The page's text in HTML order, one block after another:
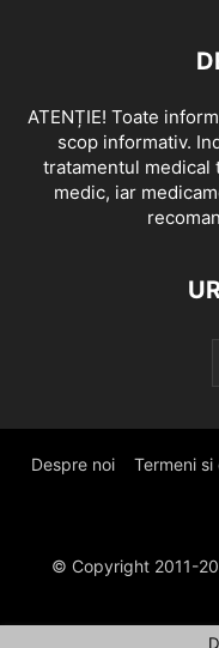
ATENȚIE! Toate
scop informativ.
tratamentul medical
medic, iar
Despre noi Termeni
© Copyright 2011-